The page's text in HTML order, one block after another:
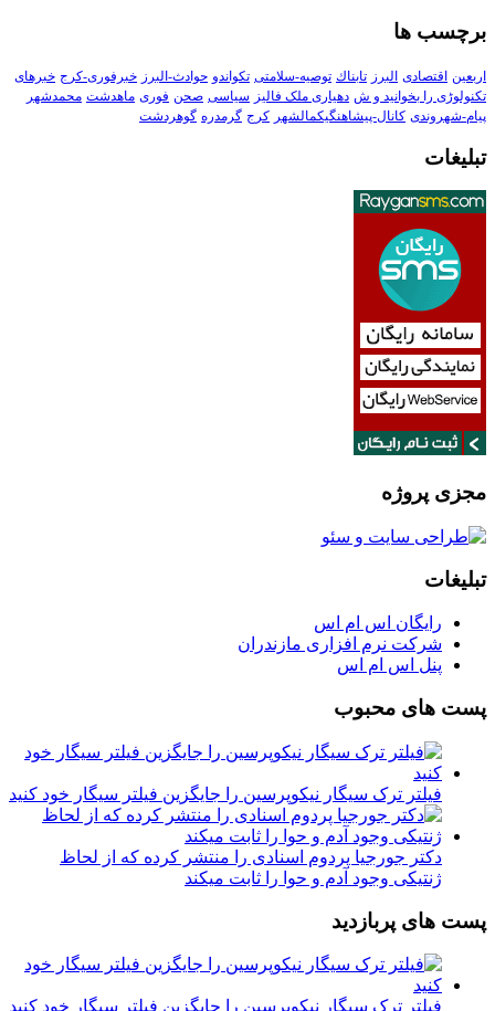
برچسب ها
اربعین اقتصادی البرز تابناك توصیه-سلامتی تکواندو حوادث-البرز خبرفوری-کرج خبرهای
تکنولوڑی را بخوانید و ش دهیاری ملک فالیز سیاسی صحن فوری ماهدشت محمدشهر
پیام-شهروندی کانال-پیشاهنگیکمالشهر کرج گرمدره گوهردشت
تبلیغات
مجزی پروژه
تبلیغات
رایگان اس ام اس
شرکت نرم افزاری مازندران
پنل اس ام اس
پست های محبوب
فیلتر ترک سیگار نیکوپرسین را جایگزین فیلتر سیگار خود کنید
دکتر جورجیا پردوم اسنادی را منتشر کرده که از لحاظ
ژنتیکی وجود آدم و حوا را ثابت میکند
پست های پربازدید
فیلتر ترک سیگار نیکوپرسین را جایگزین فیلتر سیگار خود کنید